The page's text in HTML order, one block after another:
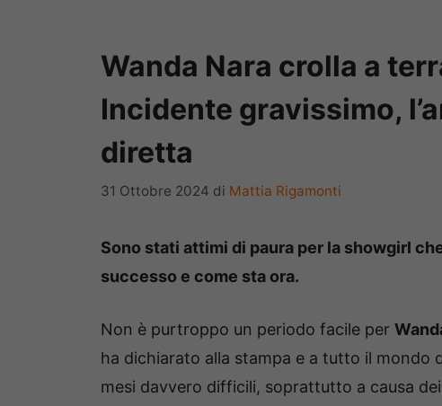
Wanda Nara crolla a
Incidente gravissimo,
diretta
31 Ottobre 2024 di Mattia Rigamonti
Sono stati attimi di paura per la showgirl
successo e come sta ora.
Non è purtroppo un periodo facile per
ha dichiarato alla stampa e a tutto il mondo
mesi davvero difficili, soprattutto a causa